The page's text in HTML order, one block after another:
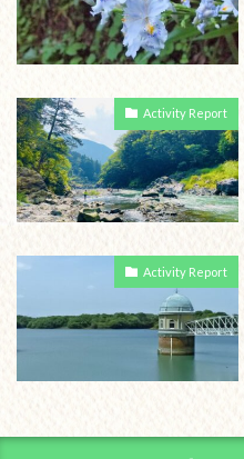
Activity Report
Activity Report